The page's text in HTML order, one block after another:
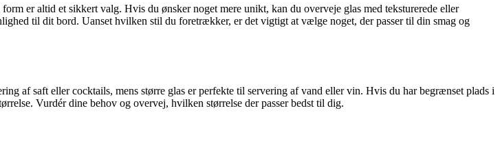
er altid et sikkert valg. Hvis du ønsker noget mere unikt, kan du overveje glas med teksturerede eller
til dit bord. Uanset hvilken stil du foretrækker, er det vigtigt at vælge noget, der passer til din smag og
af saft eller cocktails, mens større glas er perfekte til servering af vand eller vin. Hvis du har begrænset plads i
Vurdér dine behov og overvej, hvilken størrelse der passer bedst til dig.